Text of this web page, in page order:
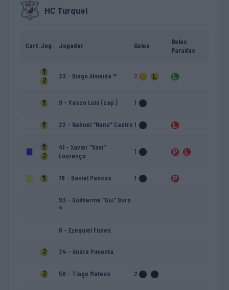
HC Turquel
Cart.Jog. Jogador Golos
Bolas
Paradas
23 - Diogo Almeida ® 2
9 - Vasco Luís (cap.) 1
22 - Nahuel "Nanu" Castro 1
41 - Xavier "Xavi"
Lourenço
1
78 - Daniel Passos 1
93 - Guilherme "Gui" Duro
®
6 - Ezequiel Funes
24 - André Pimenta
58 - Tiago Mateus 2